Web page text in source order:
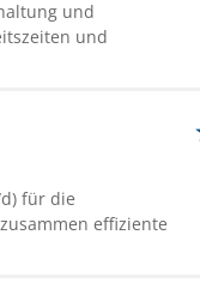
und
und
für die
effiziente